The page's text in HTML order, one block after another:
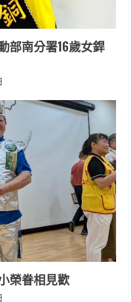
部南分署16歲女銲
榮眷相見歡